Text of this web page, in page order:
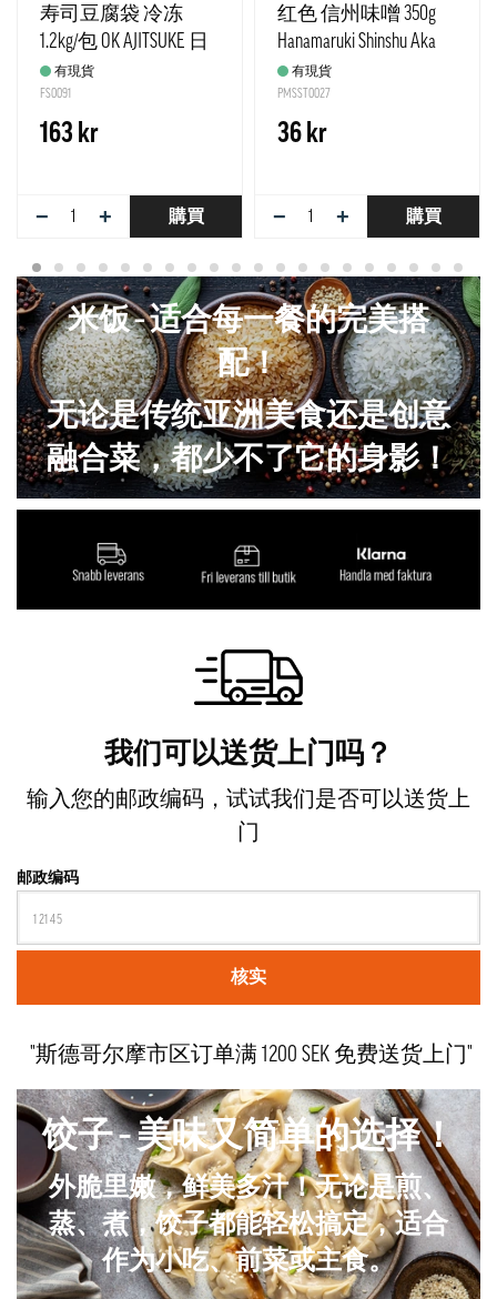
寿司豆腐袋 冷冻
1.2kg/包 OK AJITSUKE 日
本 有現貨
FS0091
163 kr
− + 購買
红色 信州味噌 350g
Hanamaruki Shinshu Aka
有現貨
PMSST0027
36 kr
− + 購買
米饭 – 适合每一餐的完美搭
配！
无论是传统亚洲美食还是创意
融合菜，都少不了它的身影！
Lorem ipsum dolor sit amet, consectetur adipiscing
elit.
我们可以送货上门吗？
输入您的邮政编码，试试我们是否可以送货上
门
邮政编码
核实
"斯德哥尔摩市区订单满 1200 SEK 免费送货上门"
饺子 – 美味又简单的选择！
外脆里嫩，鲜美多汁！无论是煎、
蒸、煮，饺子都能轻松搞定，适合
作为小吃、前菜或主食。